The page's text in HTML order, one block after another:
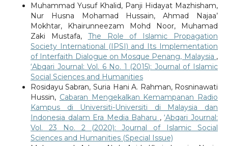
Muhammad Yusuf Khalid, Panji Hidayat Mazhisham,
Nur Husna Mohamad Hussain, Ahmad Najaa’
Mokhtar, Khairunneezam Mohd Noor, Muhamad
Zaki Mustafa, The Role of Islamic Propagation
Society International (IPSI) and Its Implementation
of Interfaith Dialogue on Mosque Penang, Malaysia ,
‘Abqari Journal: Vol. 6 No. 1 (2015): Journal of Islamic
Social Sciences and Humanities
Rosidayu Sabran, Suria Hani A. Rahman, Rosninawati
Hussin, Cabaran Mengekalkan Kemampanan Radio
Kampus di Universiti-Universiti di Malaysia dan
Indonesia dalam Era Media Baharu ,‘Abqari Journal:
Vol. 23 No. 2 (2020): Journal of Islamic Social
Sciences and Humanities (Special Issue)